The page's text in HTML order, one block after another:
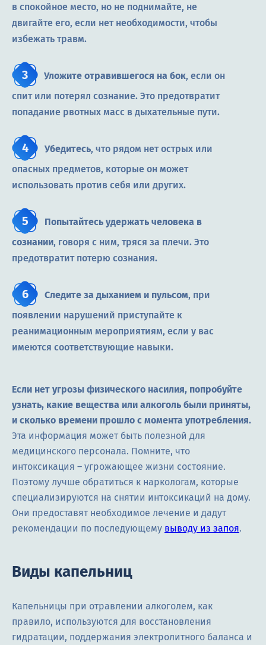
в спокойное место, но не поднимайте, не
двигайте его, если нет необходимости, чтобы
избежать травм.
Уложите отравившегося на бок, если он
спит или потерял сознание. Это предотвратит
попадание рвотных масс в дыхательные пути.
Убедитесь, что рядом нет острых или
опасных предметов, которые он может
использовать против себя или других.
Попытайтесь удержать человека в
сознании, говоря с ним, тряся за плечи. Это
предотвратит потерю сознания.
Следите за дыханием и пульсом, при
появлении нарушений приступайте к
реанимационным мероприятиям, если у вас
имеются соответствующие навыки.
Если нет угрозы физического насилия, попробуйте
узнать, какие вещества или алкоголь были приняты,
и сколько времени прошло с момента употребления.
Эта информация может быть полезной для
медицинского персонала. Помните, что
интоксикация – угрожающее жизни состояние.
Поэтому лучше обратиться к наркологам, которые
специализируются на снятии интоксикаций на дому.
Они предоставят необходимое лечение и дадут
рекомендации по последующему выводу из запоя.
Виды капельниц
Капельницы при отравлении алкоголем, как
правило, используются для восстановления
гидратации, поддержания электролитного баланса и